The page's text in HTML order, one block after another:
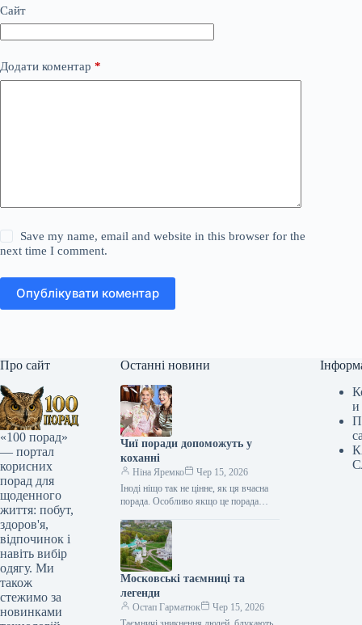
Сайт
Додати коментар *
Save my name, email and website in this browser for the
next time I comment.
Опублікувати коментар
Про сайт
«100 порад»
— портал
корисних
порад для
щоденного
життя: побут,
здоров'я,
відпочинок і
навіть вибір
одягу. Ми
також
стежимо за
новинками
Останні новини
Чиї поради допоможуть у
коханні
Ніна Яремко
Чер 15, 2026
Іноді ніщо так не цінне, як ця вчасна
порада. Особливо якщо це порада
косметолога, тренера, стиліста…
Московські таємниці та
легенди
Остап Гарматюк
Чер 15, 2026
и